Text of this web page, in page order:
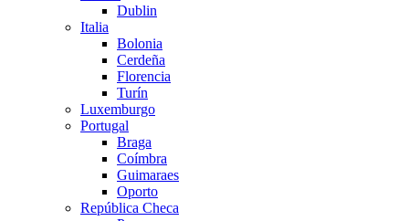
Dublin
Italia
Bolonia
Cerdeña
Florencia
Turín
Luxemburgo
Portugal
Braga
Coímbra
Guimaraes
Oporto
República Checa